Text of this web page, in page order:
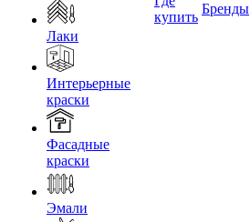
Лаки
Интерьерные
краски
Фасадные
краски
Эмали
купить
Бренды